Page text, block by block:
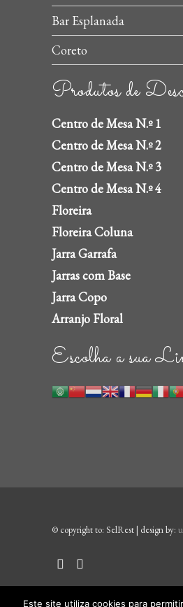
Bar Esplanada
Coreto
Produtos de
Centro de Mesa N.º 1
Centro de Mesa N.º 2
Centro de Mesa N.º 3
Centro de Mesa N.º 4
Floreira
Floreira Coluna
Jarra Garrafa
Jarras com Base
Jarra Copo
Arranjo Floral
Escolha a sua
© copyright to: SelRest | design by:
Este site utiliza cookies para